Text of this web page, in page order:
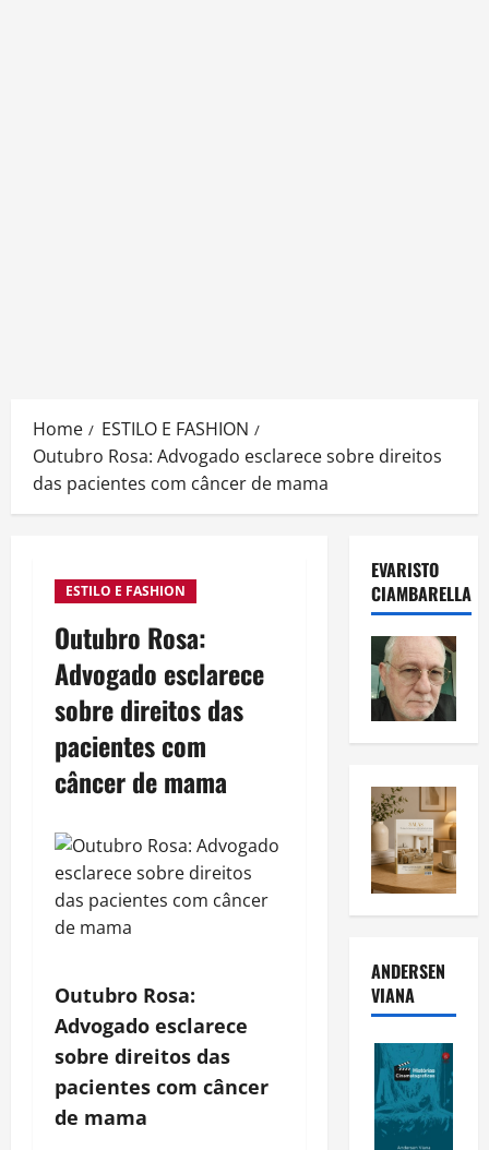
Home
ESTILO E FASHION
Outubro Rosa: Advogado esclarece sobre direitos
das pacientes com câncer de mama
ESTILO E FASHION
Outubro Rosa:
Advogado esclarece
sobre direitos das
pacientes com
câncer de mama
Outubro Rosa:
Advogado esclarece
sobre direitos das
pacientes com câncer
de mama
EVARISTO
CIAMBARELLA
ANDERSEN
VIANA